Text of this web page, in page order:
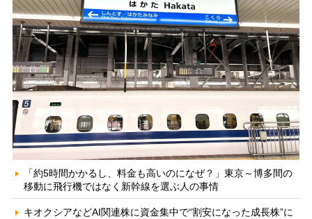
「約5時間かかるし、料金も高いのになぜ？」東京～博多間の
移動に飛行機ではなく新幹線を選ぶ人の事情
キオクシアなどAI関連株に資金集中で“割安になった成長株”に